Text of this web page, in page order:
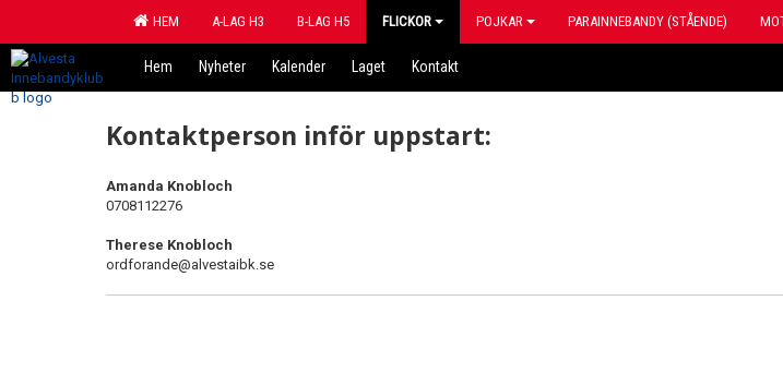
HEM A-LAG H3 B-LAG H5 FLICKOR POJKAR PARAINNEBANDY (STÅENDE)
Hem Nyheter Kalender Laget Kontakt
Kontaktperson inför uppstart:
Amanda Knobloch
0708112276
Therese Knobloch
ordforande@alvestaibk.se